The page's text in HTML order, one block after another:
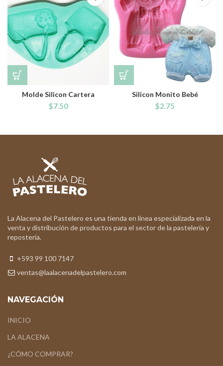
Molde Silicon Cartera
$7.50
Silicon Monito Bebé
$2.75
La Alacena del Pastelero es una tienda en línea especializada en la
venta y distribución de productos para el sector de la pastelería y
repostería.
+593 99 100 7147
ventas@laalacenadelpastelero.com
NAVEGACIÓN
INICIO
LA ALACENA
¿CÓMO COMPRAR?